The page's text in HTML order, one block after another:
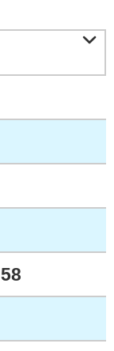

58